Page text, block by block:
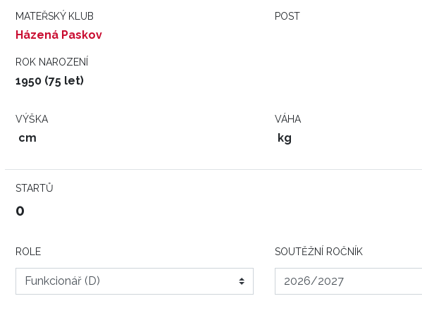
MATEŘSKÝ KLUB
Házená Paskov
POST
ROK NAROZENÍ
1950 (75 let)
VÝŠKA
cm
VÁHA
kg
STARTŮ
0
ROLE SOUTĚŽNÍ ROČNÍK